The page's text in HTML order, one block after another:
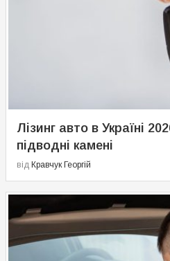
Лізинг авто в Україні
підводні камені
від Кравчук Георгій